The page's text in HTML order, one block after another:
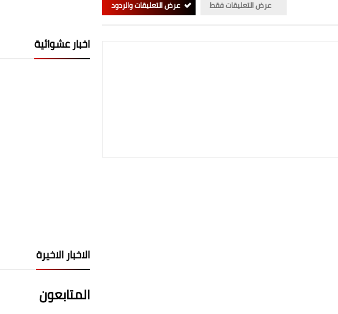
عرض التعليقات فقط عرض التعليقات والردود
اخبار عشوائية
الاخبار الاخيرة
المتابعون